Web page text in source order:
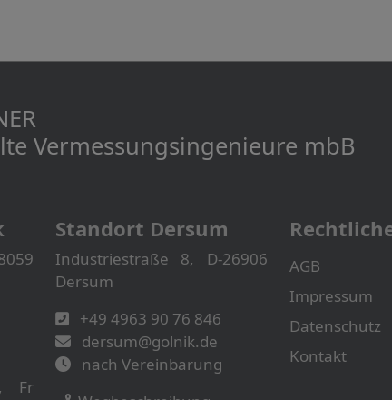
Vermessungs­­ingenieure mbB
Fr
Standort Dersum
Industriestraße 8, D-26906
Dersum
+49 4963 90 76 846
dersum@golnik.de
nach Vereinbarung
AGB
Impressum
Datenschutz
Kontakt